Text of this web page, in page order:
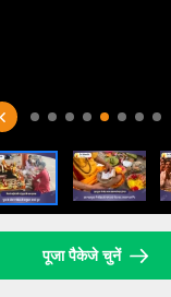
पूजा पैकेजे चुनें